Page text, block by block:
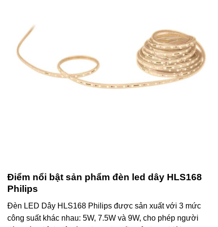
Điểm nổi bật sản phẩm đèn led dây HLS168
Philips
Đèn LED Dây HLS168 Philips được sản xuất với 3 mức
công suất khác nhau: 5W, 7.5W và 9W, cho phép người